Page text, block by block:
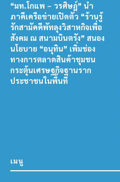
“มท.โกแพ – วรศิษฎ์” นำ
ภาคีเครือข่ายเปิดตัว “ร้านรู้
รักสามัคคีพัทลุงวิสาหกิจเพื่อ
สังคม ณ สนามบินตรัง” สนอง
นโยบาย “อนุทิน” เพิ่มช่อง
ทางการตลาดสินค้าชุมชน
กระตุ้นเศรษฐกิจฐานราก
ประชาชนในพื้นที่
เมนู